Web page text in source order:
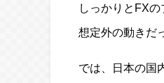
しっかりとFX
想定外の動きだ
では、日本の国